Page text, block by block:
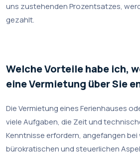
uns zustehenden Prozentsatzes,
gezahlt.
Welche Vorteile habe ich,
eine Vermietung über Sie
Die Vermietung eines Ferienhauses
viele Aufgaben, die Zeit und
Kenntnisse erfordern, angefangen
bürokratischen und steuerlichen